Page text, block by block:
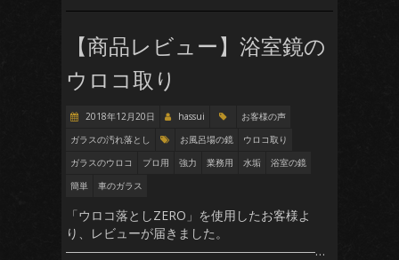
【商品レビュー】浴室鏡の
ウロコ取り
2018年12月20日 hassui
お客様の声
ガラスの汚れ落とし
お風呂場の鏡
ウロコ取り
ガラスのウロコ
プロ用 強力 業務用 水垢
浴室の鏡
簡単
車のガラス
「ウロコ落としZERO」を使用したお客様よ
り、レビューが届きました。
――――――――――――――――――――…